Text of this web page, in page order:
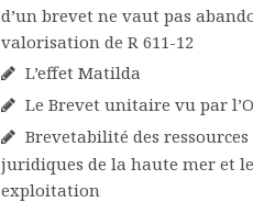
d’un brevet ne vaut pas
valorisation de R 611-12
L’effet Matilda
Le Brevet unitaire vu par
Brevetabilité des ressources
juridiques de la haute mer et
exploitation